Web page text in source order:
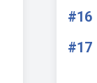
#16
#17